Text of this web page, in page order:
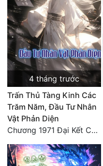
4 tháng trước
Trấn Thủ Tàng Kinh Các
Trăm Năm, Đầu Tư Nhân
Vật Phản Diện
Chương 1971 Đại Kết Cục!